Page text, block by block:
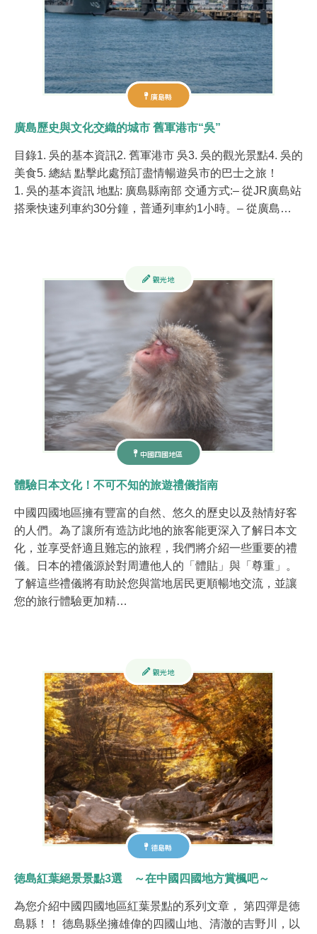
廣島縣
廣島歷史與文化交織的城市 舊軍港市“吳”
目錄1. 吳的基本資訊2. 舊軍港市 吳3. 吳的觀光景點4. 吳的
美食5. 總結 點擊此處預訂盡情暢遊吳市的巴士之旅！
1. 吳的基本資訊 地點: 廣島縣南部 交通方式:– 從JR廣島站
搭乘快速列車約30分鐘，普通列車約1小時。– 從廣島…
中國四國地區
觀光地
體驗日本文化！不可不知的旅遊禮儀指南
中國四國地區擁有豐富的自然、悠久的歷史以及熱情好客
的人們。為了讓所有造訪此地的旅客能更深入了解日本文
化，並享受舒適且難忘的旅程，我們將介紹一些重要的禮
儀。日本的禮儀源於對周遭他人的「體貼」與「尊重」。
了解這些禮儀將有助於您與當地居民更順暢地交流，並讓
您的旅行體驗更加精…
德島縣
觀光地
徳島紅葉絕景景點3選 ～在中國四國地方賞楓吧～
為您介紹中國四國地區紅葉景點的系列文章， 第四彈是徳
島縣！！ 德島縣坐擁雄偉的四國山地、清澈的吉野川，以